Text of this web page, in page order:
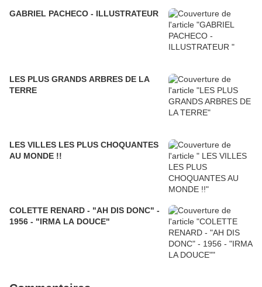
GABRIEL PACHECO - ILLUSTRATEUR
LES PLUS GRANDS ARBRES DE LA
TERRE
LES VILLES LES PLUS CHOQUANTES
AU MONDE !!
COLETTE RENARD - "AH DIS DONC" -
1956 - "IRMA LA DOUCE"